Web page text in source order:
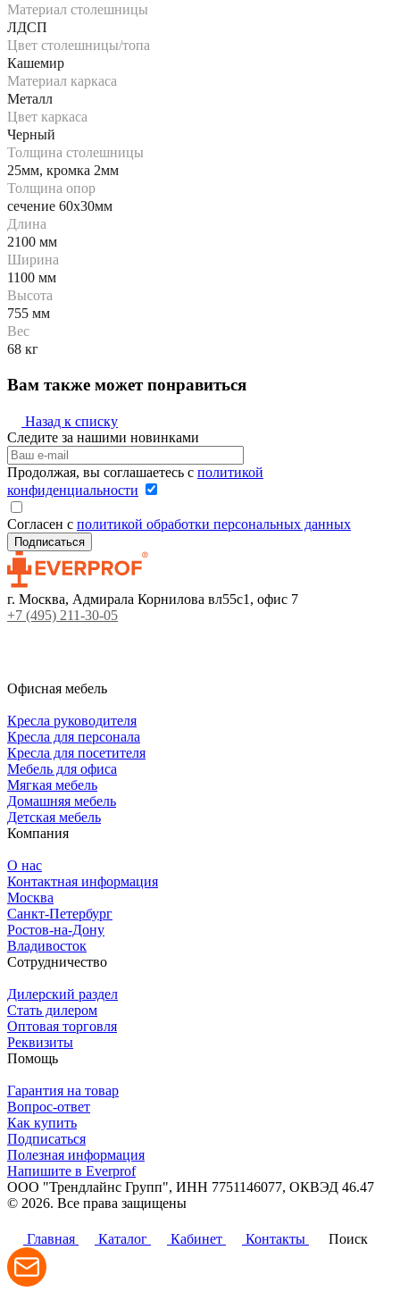
Материал столешницы
ЛДСП
Цвет столешницы/топа
Кашемир
Материал каркаса
Металл
Цвет каркаса
Черный
Толщина столешницы
25мм, кромка 2мм
Толщина опор
сечение 60х30мм
Длина
2100 мм
Ширина
1100 мм
Высота
755 мм
Вес
68 кг
Вам также может понравиться
Назад к списку
Следите за нашими новинками
Продолжая, вы соглашаетесь с политикой
конфиденциальности
Согласен с политикой обработки персональных данных
г. Москва, Адмирала Корнилова вл55с1, офис 7
+7 (495) 211-30-05
Офисная мебель
Кресла руководителя
Кресла для персонала
Кресла для посетителя
Мебель для офиса
Мягкая мебель
Домашняя мебель
Детская мебель
Компания
О нас
Контактная информация
Москва
Санкт-Петербург
Ростов-на-Дону
Владивосток
Сотрудничество
Дилерский раздел
Стать дилером
Оптовая торговля
Реквизиты
Помощь
Гарантия на товар
Вопрос-ответ
Как купить
Подписаться
Полезная информация
Напишите в Everprof
ООО "Трендлайнс Групп", ИНН 7751146077, ОКВЭД 46.47
© 2026. Все права защищены
Главная
Каталог Кабинет Контакты Поиск